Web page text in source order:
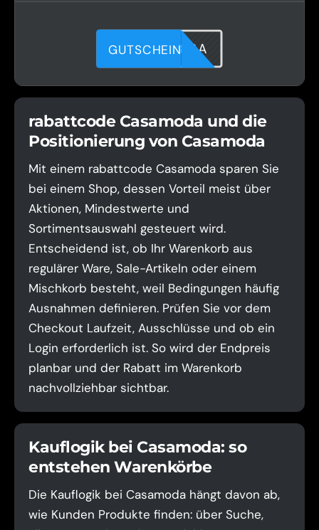
JJJKZW88A
GUTSCHEIN
rabattcode Casamoda und die
Positionierung von Casamoda
Mit einem rabattcode Casamoda sparen Sie
bei einem Shop, dessen Vorteil meist über
Aktionen, Mindestwerte und
Sortimentsauswahl gesteuert wird.
Entscheidend ist, ob Ihr Warenkorb aus
regulärer Ware, Sale-Artikeln oder einem
Mischkorb besteht, weil Bedingungen häufig
Ausnahmen definieren. Prüfen Sie vor dem
Checkout Laufzeit, Ausschlüsse und ob ein
Login erforderlich ist. So wird der Endpreis
planbar und der Rabatt im Warenkorb
nachvollziehbar sichtbar.
Kauflogik bei Casamoda: so
entstehen Warenkörbe
Die Kauflogik bei Casamoda hängt davon ab,
wie Kunden Produkte finden: über Suche,